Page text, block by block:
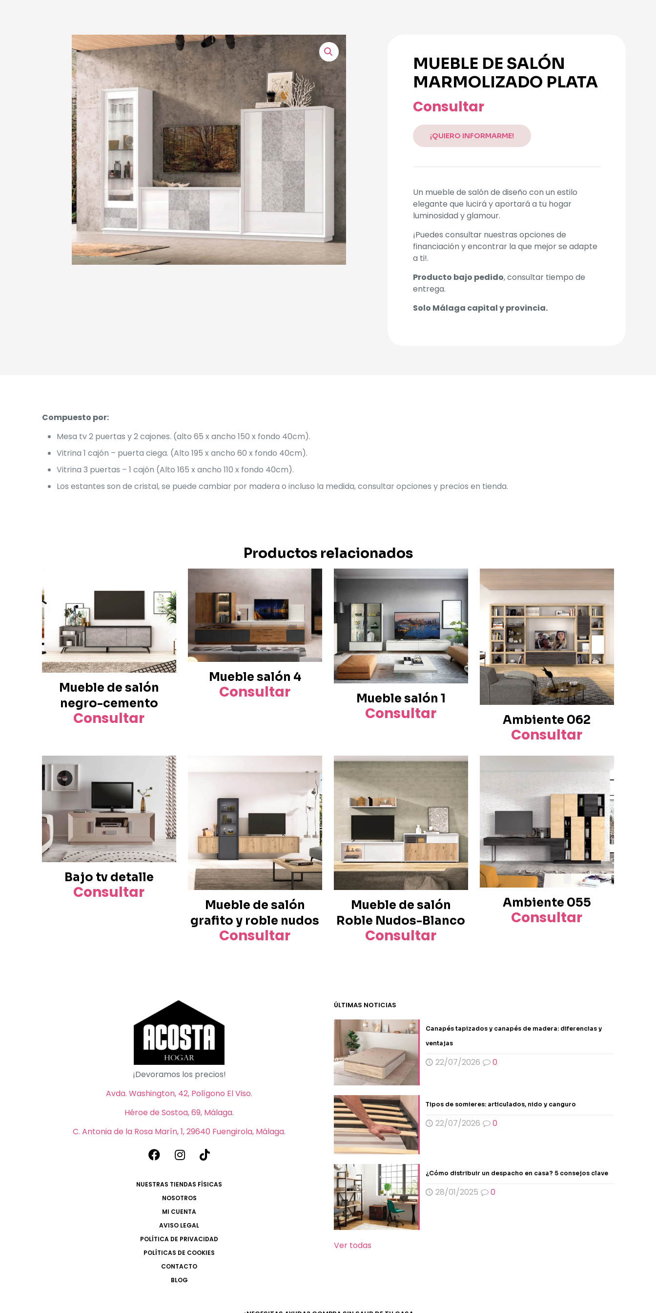
MUEBLE DE SALÓN
MARMOLIZADO PLATA
Consultar
¡QUIERO INFORMARME!
Un mueble de salón de diseño con un estilo
elegante que lucirá y aportará a tu hogar
luminosidad y glamour.
¡Puedes consultar nuestras opciones de
financiación y encontrar la que mejor se adapte
a ti!.
Producto bajo pedido, consultar tiempo de
entrega.
Solo Málaga capital y provincia.
Compuesto por:
Mesa tv 2 puertas y 2 cajones. (alto 65 x ancho 150 x fondo 40cm).
Vitrina 1 cajón – puerta ciega. (Alto 195 x ancho 60 x fondo 40cm).
Vitrina 3 puertas – 1 cajón (Alto 165 x ancho 110 x fondo 40cm).
Los estantes son de cristal, se puede cambiar por madera o incluso la medida, consultar opciones y precios en tienda.
Productos relacionados
Mueble de salón
negro-cemento
Consultar
Mueble salón 4
Consultar Mueble salón 1
Consultar Ambiente 062
Consultar
Bajo tv detalle
Consultar
Mueble de salón
grafito y roble nudos
Consultar
Mueble de salón
Roble Nudos-Blanco
Consultar
Ambiente 055
Consultar
¡Devoramos los precios!
Avda. Washington, 42, Polígono El Viso.
Héroe de Sostoa, 69, Málaga.
C. Antonia de la Rosa Marín, 1, 29640 Fuengirola, Málaga.
NUESTRAS TIENDAS FÍSICAS
NOSOTROS
MI CUENTA
AVISO LEGAL
POLÍTICA DE PRIVACIDAD
POLÍTICAS DE COOKIES
CONTACTO
BLOG
ÚLTIMAS NOTICIAS
Canapés tapizados y canapés de madera: diferencias y
ventajas
22/07/2026 0
Tipos de somieres: articulados, nido y canguro
22/07/2026 0
¿Cómo distribuir un despacho en casa? 5 consejos clave
28/01/2025 0
Ver todas